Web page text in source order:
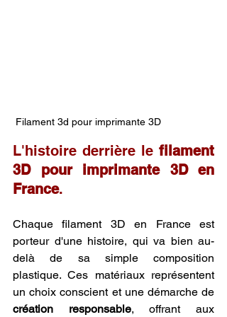
Filament 3d pour imprimante 3D
L'histoire derrière le filament
3D pour imprimante 3D en
France.
Chaque filament 3D en France est
porteur d'une histoire, qui va bien au-
delà de sa simple composition
plastique. Ces matériaux représentent
création responsable, offrant aux